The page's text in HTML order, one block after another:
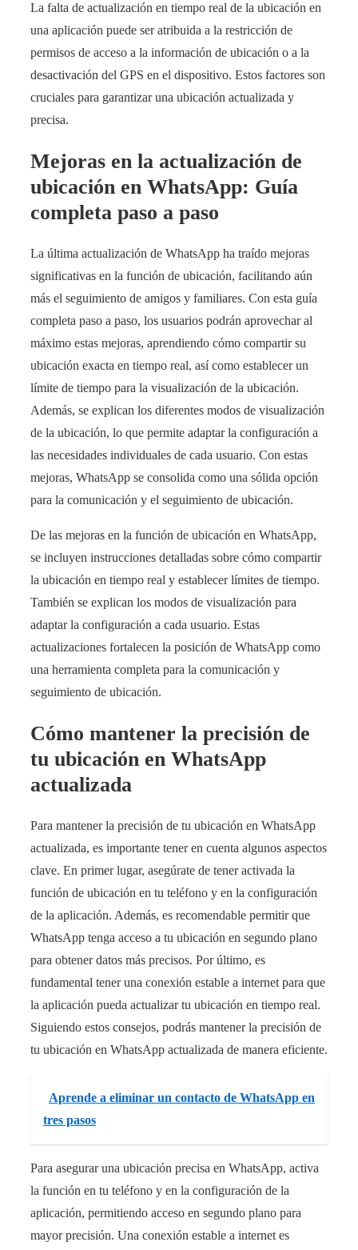
La falta de actualización en tiempo real de la ubicación en
una aplicación puede ser atribuida a la restricción de
permisos de acceso a la información de ubicación o a la
desactivación del GPS en el dispositivo. Estos factores son
cruciales para garantizar una ubicación actualizada y
precisa.
Mejoras en la actualización de
ubicación en WhatsApp: Guía
completa paso a paso
La última actualización de WhatsApp ha traído mejoras
significativas en la función de ubicación, facilitando aún
más el seguimiento de amigos y familiares. Con esta guía
completa paso a paso, los usuarios podrán aprovechar al
máximo estas mejoras, aprendiendo cómo compartir su
ubicación exacta en tiempo real, así como establecer un
límite de tiempo para la visualización de la ubicación.
Además, se explican los diferentes modos de visualización
de la ubicación, lo que permite adaptar la configuración a
las necesidades individuales de cada usuario. Con estas
mejoras, WhatsApp se consolida como una sólida opción
para la comunicación y el seguimiento de ubicación.
De las mejoras en la función de ubicación en WhatsApp,
se incluyen instrucciones detalladas sobre cómo compartir
la ubicación en tiempo real y establecer límites de tiempo.
También se explican los modos de visualización para
adaptar la configuración a cada usuario. Estas
actualizaciones fortalecen la posición de WhatsApp como
una herramienta completa para la comunicación y
seguimiento de ubicación.
Cómo mantener la precisión de
tu ubicación en WhatsApp
actualizada
Para mantener la precisión de tu ubicación en WhatsApp
actualizada, es importante tener en cuenta algunos aspectos
clave. En primer lugar, asegúrate de tener activada la
función de ubicación en tu teléfono y en la configuración
de la aplicación. Además, es recomendable permitir que
WhatsApp tenga acceso a tu ubicación en segundo plano
para obtener datos más precisos. Por último, es
fundamental tener una conexión estable a internet para que
la aplicación pueda actualizar tu ubicación en tiempo real.
Siguiendo estos consejos, podrás mantener la precisión de
tu ubicación en WhatsApp actualizada de manera eficiente.
Aprende a eliminar un contacto de WhatsApp en
tres pasos
Para asegurar una ubicación precisa en WhatsApp, activa
la función en tu teléfono y en la configuración de la
aplicación, permitiendo acceso en segundo plano para
mayor precisión. Una conexión estable a internet es